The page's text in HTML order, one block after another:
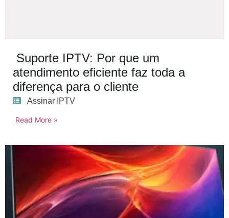
Suporte IPTV: Por que um
atendimento eficiente faz toda a
diferença para o cliente
Assinar IPTV
Read More »